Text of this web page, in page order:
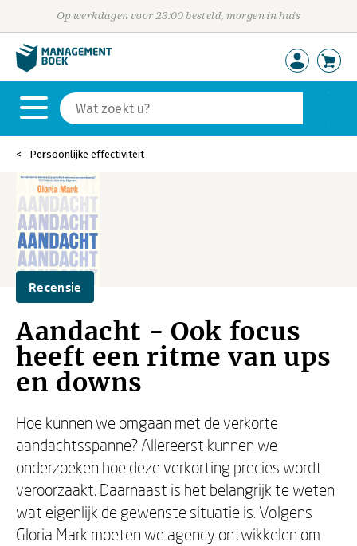
Op werkdagen voor 23:00 besteld, morgen in huis
Persoonlijke effectiviteit
Recensie
Aandacht - Ook focus
heeft een ritme van ups
en downs
Hoe kunnen we omgaan met de verkorte
aandachtsspanne? Allereerst kunnen we
onderzoeken hoe deze verkorting precies wordt
veroorzaakt. Daarnaast is het belangrijk te weten
wat eigenlijk de gewenste situatie is. Volgens
Gloria Mark moeten we agency ontwikkelen om